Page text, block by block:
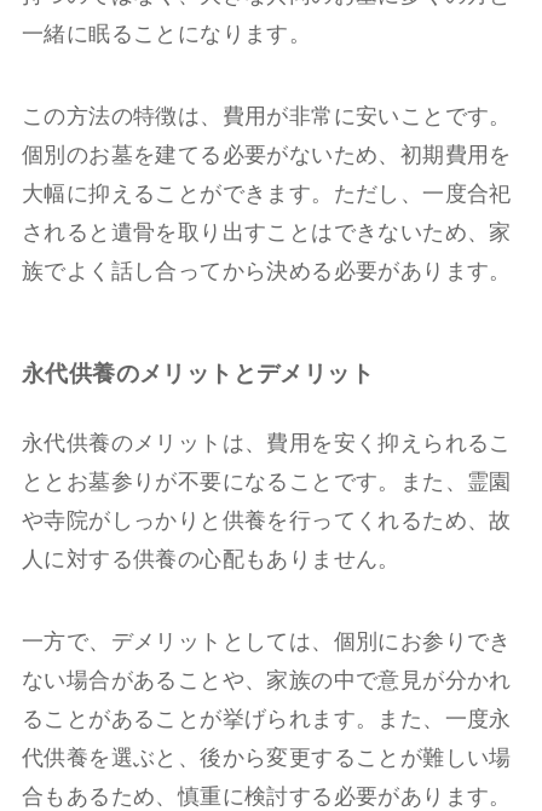
一緒に眠ることになります。
この方法の特徴は、費用が非常に安いことです。
個別のお墓を建てる必要がないため、初期費用を
大幅に抑えることができます。ただし、一度合祀
されると遺骨を取り出すことはできないため、家
族でよく話し合ってから決める必要があります。
永代供養のメリットとデメリット
永代供養のメリットは、費用を安く抑えられるこ
ととお墓参りが不要になることです。また、霊園
や寺院がしっかりと供養を行ってくれるため、故
人に対する供養の心配もありません。
一方で、デメリットとしては、個別にお参りでき
ない場合があることや、家族の中で意見が分かれ
ることがあることが挙げられます。また、一度永
代供養を選ぶと、後から変更することが難しい場
合もあるため、慎重に検討する必要があります。